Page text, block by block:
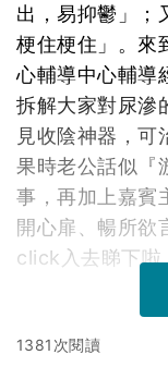
出，易抑鬱」；
梗住梗住」。來
心輔導中心輔導
拆解大家對尿滲
見收陰神器，可
果時老公話似『
事，再加上嘉
開心扉、暢所
click入去睇下啦
1381次閱讀